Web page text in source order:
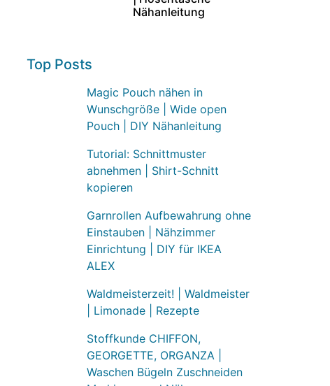
Nähanleitung
Top Posts
Magic Pouch nähen in
Wunschgröße | Wide open
Pouch | DIY Nähanleitung
Tutorial: Schnittmuster
abnehmen | Shirt-Schnitt
kopieren
Garnrollen Aufbewahrung ohne
Einstauben | Nähzimmer
Einrichtung | DIY für IKEA
ALEX
Waldmeisterzeit! | Waldmeister
| Limonade | Rezepte
Stoffkunde CHIFFON,
GEORGETTE, ORGANZA |
Waschen Bügeln Zuschneiden